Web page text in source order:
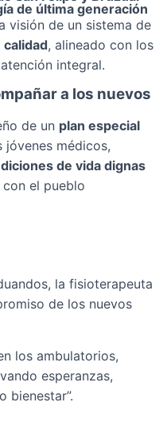
de última generación
visión de un sistema de
, alineado con los
integral.
a los nuevos
de un plan especial
jóvenes médicos,
de vida dignas
el pueblo
la fisioterapeuta
de los nuevos
los ambulatorios,
esperanzas,
bienestar”.